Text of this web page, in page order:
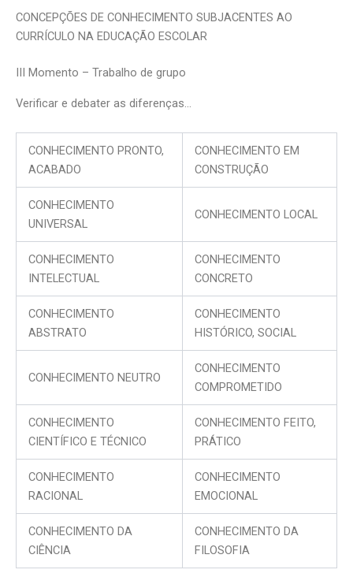
CONCEPÇÕES DE CONHECIMENTO SUBJACENTES AO
CURRÍCULO NA EDUCAÇÃO ESCOLAR
III Momento – Trabalho de grupo
Verificar e debater as diferenças…
CONHECIMENTO PRONTO,
ACABADO
CONHECIMENTO EM
CONSTRUÇÃO
CONHECIMENTO
UNIVERSAL
CONHECIMENTO LOCAL
CONHECIMENTO
INTELECTUAL
CONHECIMENTO
CONCRETO
CONHECIMENTO
ABSTRATO
CONHECIMENTO
HISTÓRICO, SOCIAL
CONHECIMENTO NEUTRO
CONHECIMENTO
COMPROMETIDO
CONHECIMENTO
CIENTÍFICO E TÉCNICO
CONHECIMENTO FEITO,
PRÁTICO
CONHECIMENTO
RACIONAL
CONHECIMENTO
EMOCIONAL
CONHECIMENTO DA
CIÊNCIA
CONHECIMENTO DA
FILOSOFIA